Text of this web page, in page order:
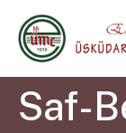
Saf-